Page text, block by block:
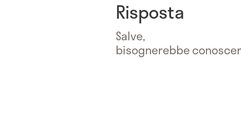
Risposta
Salve,
bisognerebbe